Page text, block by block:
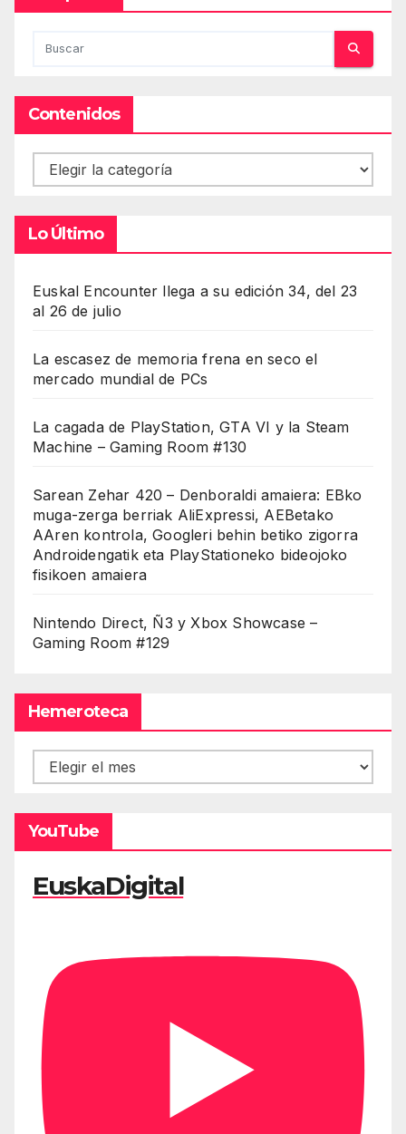
Contenidos
Contenidos
Lo Último
Euskal Encounter llega a su edición 34, del 23
al 26 de julio
La escasez de memoria frena en seco el
mercado mundial de PCs
La cagada de PlayStation, GTA VI y la Steam
Machine – Gaming Room #130
Sarean Zehar 420 – Denboraldi amaiera: EBko
muga-zerga berriak AliExpressi, AEBetako
AAren kontrola, Googleri behin betiko zigorra
Androidengatik eta PlayStationeko bideojoko
fisikoen amaiera
Nintendo Direct, Ñ3 y Xbox Showcase –
Gaming Room #129
Hemeroteca
Hemeroteca
YouTube
EuskaDigital